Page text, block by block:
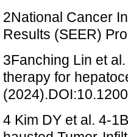
2National Cancer
Results (SEER)
3Fanching Lin et
therapy for
4 Kim DY et al. 4-